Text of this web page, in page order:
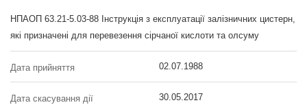
НПАОП 63.21-5.03-88 Інструкція з експлуатації залізничних цистерн,
які призначені для перевезення сірчаної кислоти та олсуму
Дата прийняття 02.07.1988
Дата скасування дії 30.05.2017